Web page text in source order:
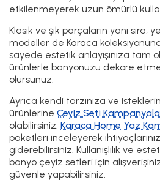
etkilenmeyerek uzun ömürlü
Klasik ve şık parçaların yanı sıra,
modeller de Karaca
sayede estetik anlayışınıza tam
ürünlerle banyonuzu dekore
olursunuz.
Ayrıca kendi tarzınıza ve
ürünlerine Çeyiz Seti
olabilirsiniz. Karaca Home Yaz
paketleri inceleyerek
giderebilirsiniz. Kullanışlılık ve
banyo çeyiz setleri için
güvenle yapabilirsiniz.